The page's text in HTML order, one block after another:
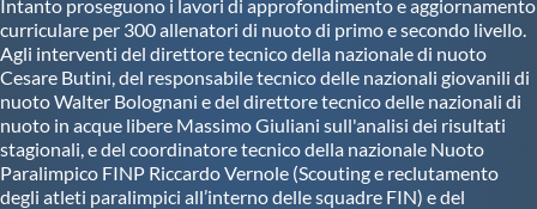
Intanto proseguono i lavori di approfondimento e aggiornamento
curriculare per 300 allenatori di nuoto di primo e secondo livello.
Agli interventi del direttore tecnico della nazionale di nuoto
Cesare Butini, del responsabile tecnico delle nazionali giovanili di
nuoto Walter Bolognani e del direttore tecnico delle nazionali di
nuoto in acque libere Massimo Giuliani sull'analisi dei risultati
stagionali, e del coordinatore tecnico della nazionale Nuoto
Paralimpico FINP Riccardo Vernole (Scouting e reclutamento
degli atleti paralimpici all’interno delle squadre FIN) e del